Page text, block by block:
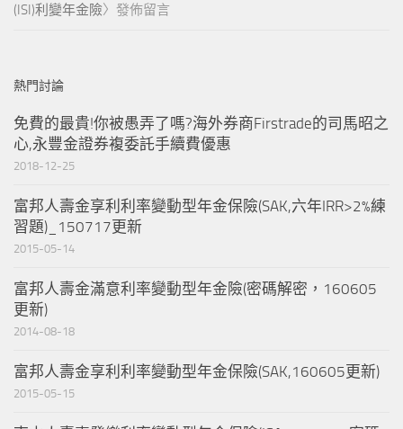
(ISI)利變年金險〉發佈留言
熱門討論
免費的最貴!你被愚弄了嗎?海外券商Firstrade的司馬昭之
心,永豐金證券複委託手續費優惠
2018-12-25
富邦人壽金享利利率變動型年金保險(SAK,六年IRR>2%練
習題)_150717更新
2015-05-14
富邦人壽金滿意利率變動型年金險(密碼解密，160605
更新)
2014-08-18
富邦人壽金享利利率變動型年金保險(SAK,160605更新)
2015-05-15